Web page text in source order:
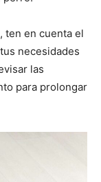
ten en cuenta el
necesidades
las
para prolongar